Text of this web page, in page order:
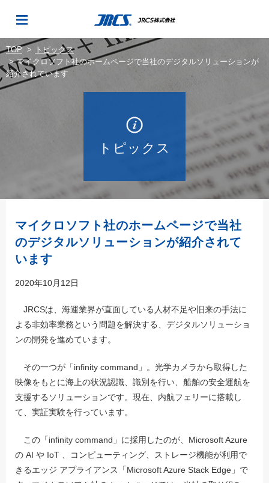
TOP
トピックス
マイクロソフト社のホームページで当社のデジタルソリューションが
紹介されています
トピックス
マイクロソフト社のホームページで当社
のデジタルソリューションが紹介されて
います
2020年10月12日
JRCSは、海運業界が直面している人材不足や旧来の手法に
よる非効率業務という問題を解決する、デジタルソリューショ
ンの開発を進めています。
その一つが「infinity command」。光学カメラから取得した
映像をもとに海上の状況認識、識別を行い、船舶の安全運航を
支援するソリューションです。現在、内航フェリーに搭載し
て、実証実験を行っています。
この「infinity command」に採用したのが、Microsoft Azure
の AI や IoT 、コンピューティング、ストレージ機能が利用で
きるエッジ アプライアンス「Microsoft Azure Stack Edge」で